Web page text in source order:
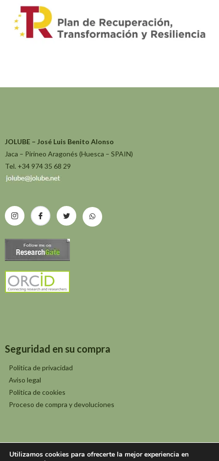
JOLUBE – José Luis Benito Alonso
Jaca – Pirineo Aragonés (Huesca – SPAIN)
Tel. +34 974 35 68 29
Seguridad en su compra
Política de privacidad
Aviso legal
Política de cookies
Proceso de compra y devoluciones
Utilizamos cookies para ofrecerte la mejor experiencia en